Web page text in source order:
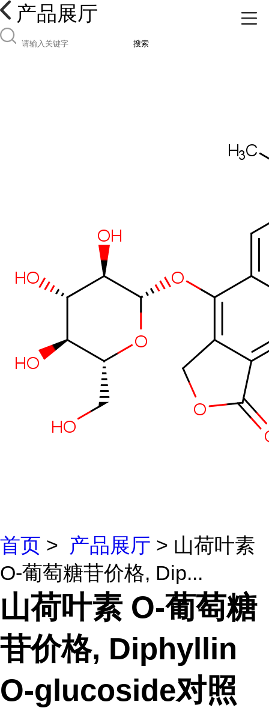
产品展厅
搜索
首页 > 产品展厅 > 山荷叶素
O-葡萄糖苷价格, Dip...
山荷叶素 O-葡萄糖
苷价格, Diphyllin
O-glucoside对照